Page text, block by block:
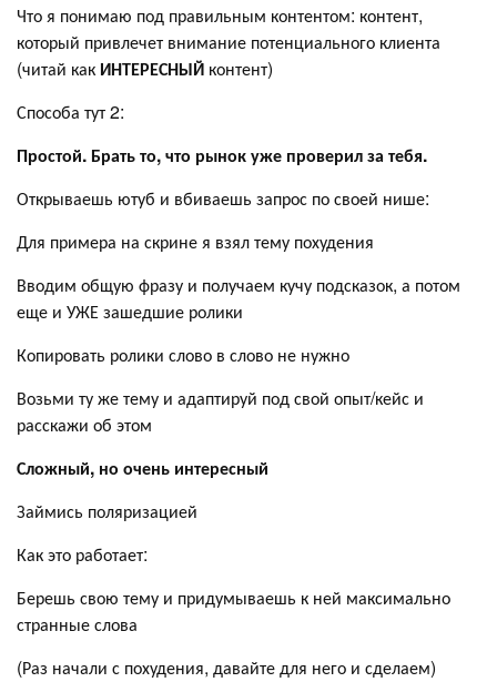
Что я понимаю под правильным контентом: контент,
который привлечет внимание потенциального клиента
(читай как ИНТЕРЕСНЫЙ контент)
Способа тут 2:
Простой. Брать то, что рынок уже проверил за тебя.
Открываешь ютуб и вбиваешь запрос по своей нише:
Для примера на скрине я взял тему похудения
Вводим общую фразу и получаем кучу подсказок, а потом
еще и УЖЕ зашедшие ролики
Копировать ролики слово в слово не нужно
Возьми ту же тему и адаптируй под свой опыт/кейс и
расскажи об этом
Сложный, но очень интересный
Займись поляризацией
Как это работает:
Берешь свою тему и придумываешь к ней максимально
странные слова
(Раз начали с похудения, давайте для него и сделаем)